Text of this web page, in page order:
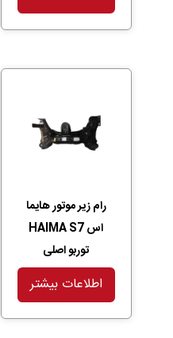
رام زیر موتور هایما
اس HAIMA S7
توربو اصلی
اطلاعات بیشتر